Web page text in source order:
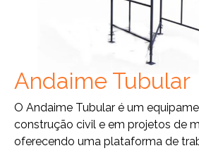
Andaime Tubular
O Andaime Tubular é um
construção civil e em projetos de
oferecendo uma plataforma de